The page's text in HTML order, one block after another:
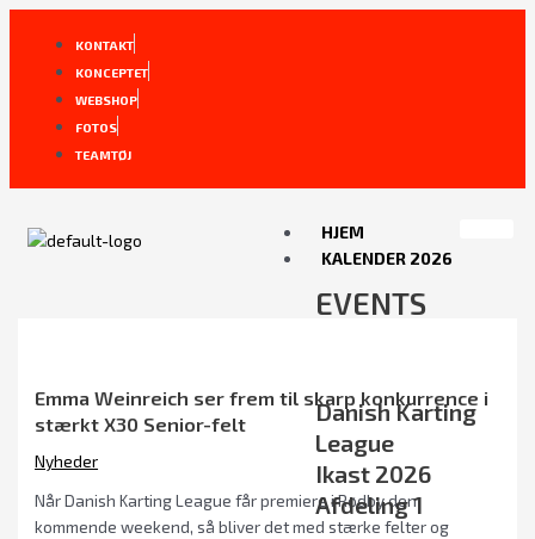
Gå
KONTAKT
KONCEPTET
WEBSHOP
FOTOS
TEAMTØJ
HJEM
KALENDER 2026
EVENTS
Danish Karting
League
Ikast 2026
Afdeling 1
Emma Weinreich ser frem til skarp konkurrence i
stærkt X30 Senior-felt
Nyheder
Når Danish Karting League får premiere i Rødby den
kommende weekend, så bliver det med stærke felter og
Post
navigation